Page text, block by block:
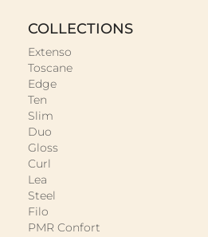
COLLECTIONS
Extenso
Toscane
Edge
Ten
Slim
Duo
Gloss
Curl
Lea
Steel
Filo
PMR Confort